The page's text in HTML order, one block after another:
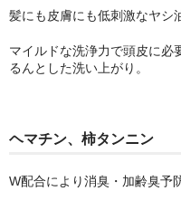
髪にも皮膚にも低刺激なヤシ
マイルドな洗浄力で頭皮に必
るんとした洗い上がり。
ヘマチン、柿タンニン
W配合により消臭・加齢臭予